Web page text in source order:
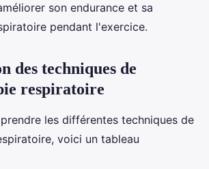
son endurance et sa
pendant l'exercice.
des techniques de
respiratoire
les différentes techniques de
voici un tableau